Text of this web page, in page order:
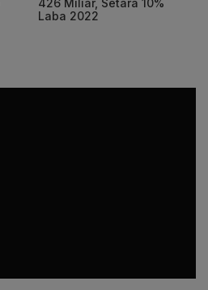
Laba 2022